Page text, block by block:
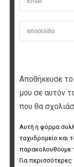
Αποθήκευσε το
μου σε αυτόν
που θα
Αυτή η φόρμα
ταχυδρομείο και
παρακολουθούμε
Για